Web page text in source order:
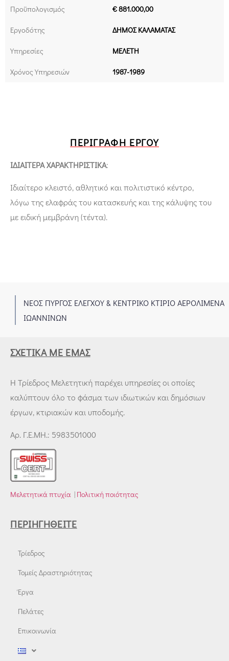
Προϋπολογισμός € 881.000,00
Εργοδότης ΔΗΜΟΣ ΚΑΛΑΜΑΤΑΣ
Υπηρεσίες ΜΕΛΕΤΗ
Χρόνος Υπηρεσιών 1987-1989
ΠΕΡΙΓΡΑΦΉ ΈΡΓΟΥ
ΙΔΙΑΙΤΕΡΑ ΧΑΡΑΚΤΗΡΙΣΤΙΚΑ:
Ιδιαίτερο κλειστό, αθλητικό και πολιτιστικό κέντρο,
λόγω της ελαφράς του κατασκευής και της κάλυψης του
με ειδική μεμβράνη (τέντα).
ΝΕΟΣ ΠΥΡΓΟΣ ΕΛΕΓΧΟΥ & ΚΕΝΤΡΙΚΟ ΚΤΙΡΙΟ ΑΕΡΟΛΙΜΕΝΑ
ΙΩΑΝΝΙΝΩΝ
ΣΧΕΤΙΚΆ ΜΕ ΕΜΆΣ
Η Τρίεδρος Μελετητική παρέχει υπηρεσίες οι οποίες
καλύπτουν όλο το φάσμα των ιδιωτικών και δημόσιων
έργων, κτιριακών και υποδομής.
Αρ. Γ.Ε.ΜΗ.: 5983501000
Μελετητικά πτυχία | Πολιτική ποιότητας
ΠΕΡΙΗΓΗΘΕΊΤΕ
Τρίεδρος
Τομείς Δραστηριότητας
Έργα
Πελάτες
Επικοινωνία